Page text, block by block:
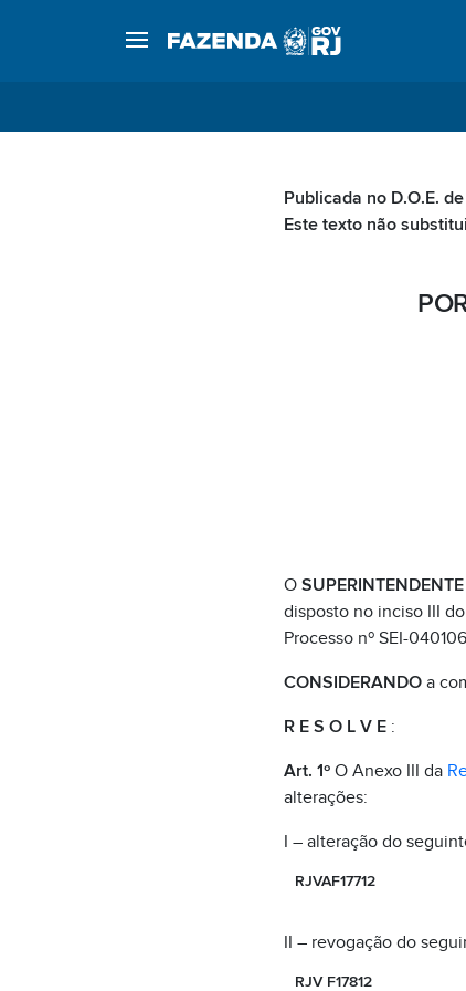
Publicada no D.O.E.
Este texto não
O
disposto no inciso III
Processo nº SEI-
CONSIDERANDOa
R E S O L V E:
Art. 1ºO Anexo III da
alterações:
I – alteração do
RJVAF17712
II – revogação do
RJV F17812